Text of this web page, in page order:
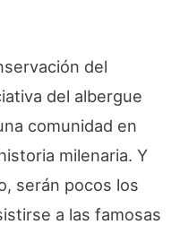
del
del albergue
comunidad en
milenaria. Y
serán pocos los
a las famosas